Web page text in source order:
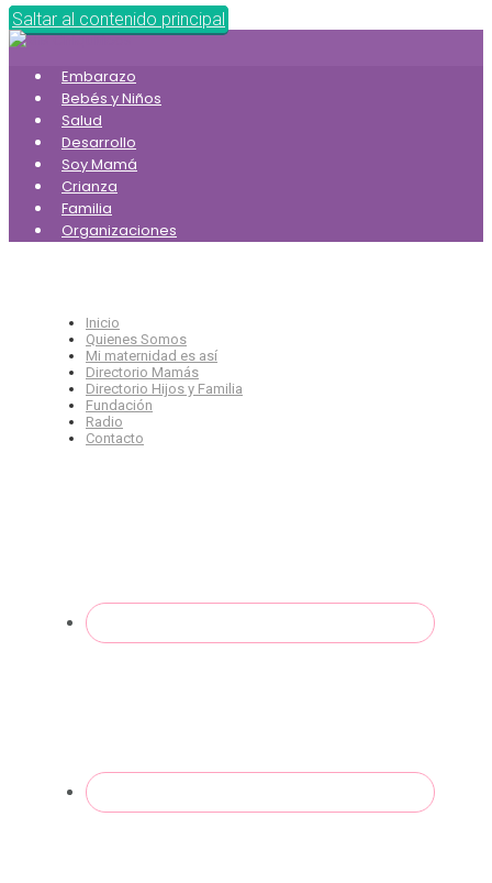
Saltar al contenido principal
Embarazo
Bebés y Niños
Salud
Desarrollo
Soy Mamá
Crianza
Familia
Organizaciones
Inicio
Quienes Somos
Mi maternidad es así
Directorio Mamás
Directorio Hijos y Familia
Fundación
Radio
Contacto